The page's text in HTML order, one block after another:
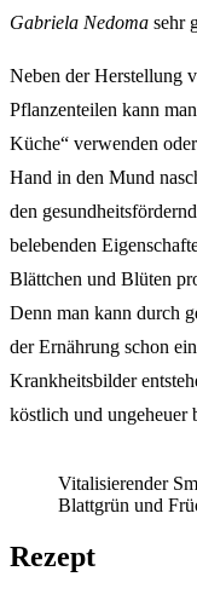
Gabriela Nedoma sehr
Neben der Herstellung
Pflanzenteilen kann
Küche“ verwenden
Hand in den Mund
den
belebenden
Blättchen und Blüten
Denn man kann durch
der Ernährung schon
Krankheitsbilder
köstlich und ungeheuer
Vitalisierender
Blattgrün und
Rezept